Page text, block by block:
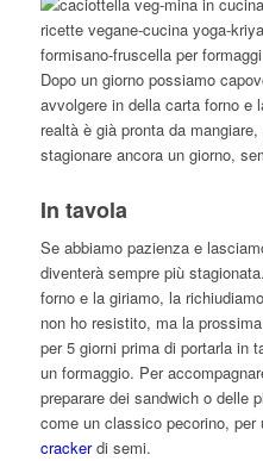
Dopo un giorno possiamo
avvolgere in della carta forno e
realtà è già pronta da
stagionare ancora un giorno,
In tavola
Se abbiamo pazienza e
diventerà sempre più
forno e la giriamo, la
non ho resistito, ma la
per 5 giorni prima di portarla in
un formaggio. Per
preparare dei sandwich o delle
come un classico pecorino, per
crackerdi semi.